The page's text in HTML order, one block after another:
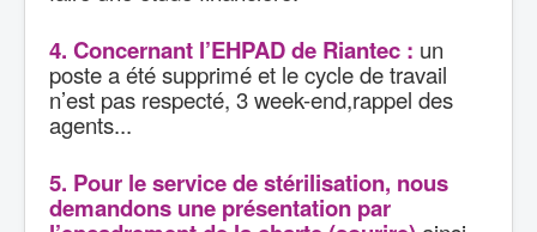
4. Concernant l’EHPAD de Riantec : un
poste a été supprimé et le cycle de travail
n’est pas respecté, 3 week-end,rappel des
agents...
5. Pour le service de stérilisation, nous
demandons une présentation par